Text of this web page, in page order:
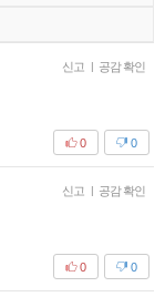
신고 | 공감 확인
0
0
신고 | 공감 확인
0
0